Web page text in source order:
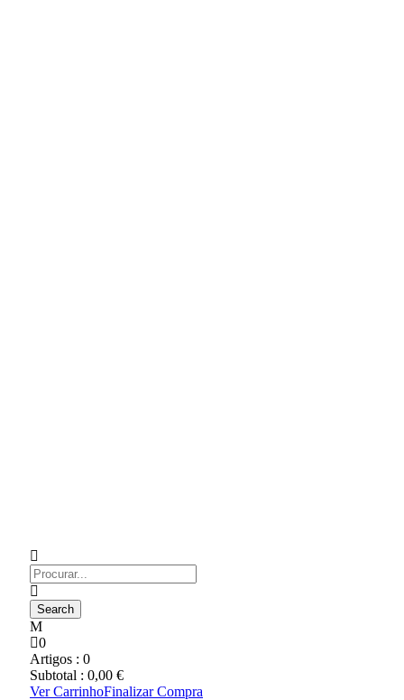
0
Artigos : 0
Subtotal : 0,00 €
Ver CarrinhoFinalizar Compra